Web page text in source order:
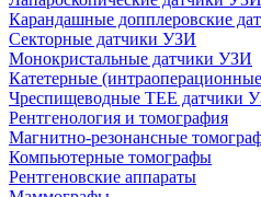
Карандашные допплеровские
Секторные датчики УЗИ
Монокристальные датчики УЗИ
Катетерные
Чреспищеводные TEE датчики
Рентгенология и томография
Магнитно-резонансные
Компьютерные томографы
Рентгеновские аппараты